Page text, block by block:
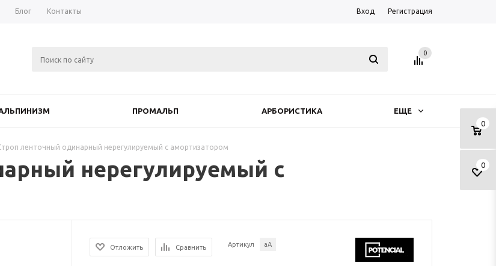
Блог Контакты Вход Регистрация
0
0
0
ПРОМАЛЬП АРБОРИСТИКА ЕЩЕ
ленточный одинарный нерегулируемый с амортизатором
нерегулируемый с
Отложить Сравнить Артикул аА